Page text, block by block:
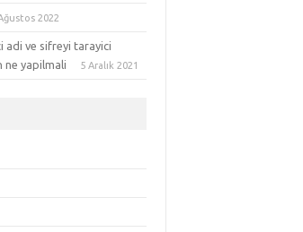
2022
adi ve sifreyi tarayici
ne yapilmali
5 Aralık 2021